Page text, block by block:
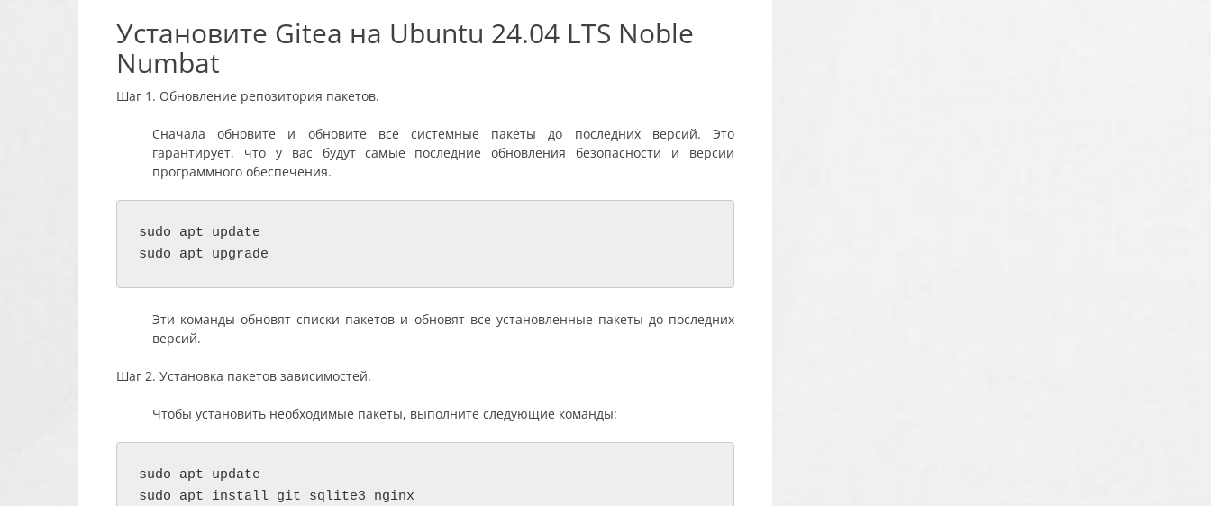
Установите Gitea на Ubuntu 24.04 LTS Noble
Numbat
Шаг 1. Обновление репозитория пакетов.
Сначала обновите и обновите все системные пакеты до последних версий. Это
гарантирует, что у вас будут самые последние обновления безопасности и версии
программного обеспечения.
sudo apt update
sudo apt upgrade
Эти команды обновят списки пакетов и обновят все установленные пакеты до последних
версий.
Шаг 2. Установка пакетов зависимостей.
Чтобы установить необходимые пакеты, выполните следующие команды:
sudo apt update
sudo apt install git sqlite3 nginx